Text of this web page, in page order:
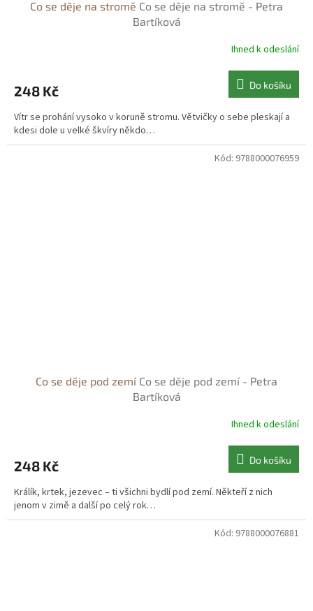
Co se děje na stromě Co se děje na stromě - Petra
Bartíková
Ihned k odeslání
248 Kč Do košíku
Vítr se prohání vysoko v koruně stromu. Větvičky o sebe pleskají a
kdesi dole u velké škvíry někdo…
Co se děje pod zemí Co se děje pod zemí - Petra
Bartíková
Ihned k odeslání
248 Kč Do košíku
Králík, krtek, jezevec – ti všichni bydlí pod zemí. Někteří z nich
jenom v zimě a další po celý rok…
Kód: 9788000076959
Kód: 9788000076881